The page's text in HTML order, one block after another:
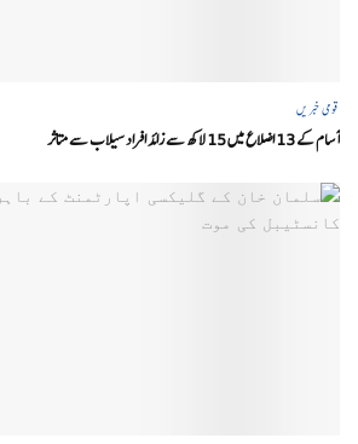
قومی خبریں
آسام کے 13 اضلاع میں 15 لاکھ سے زائد افراد سیلاب سے متاثر